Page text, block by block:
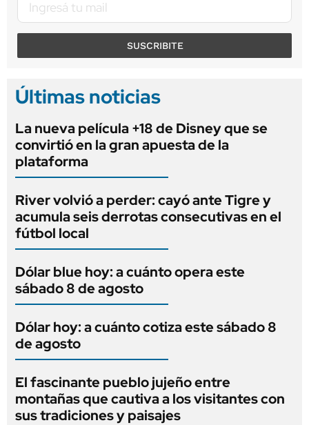
SUSCRIBITE
Últimas noticias
La nueva película +18 de Disney que se
convirtió en la gran apuesta de la
plataforma
River volvió a perder: cayó ante Tigre y
acumula seis derrotas consecutivas en el
fútbol local
Dólar blue hoy: a cuánto opera este
sábado 8 de agosto
Dólar hoy: a cuánto cotiza este sábado 8
de agosto
El fascinante pueblo jujeño entre
montañas que cautiva a los visitantes con
sus tradiciones y paisajes